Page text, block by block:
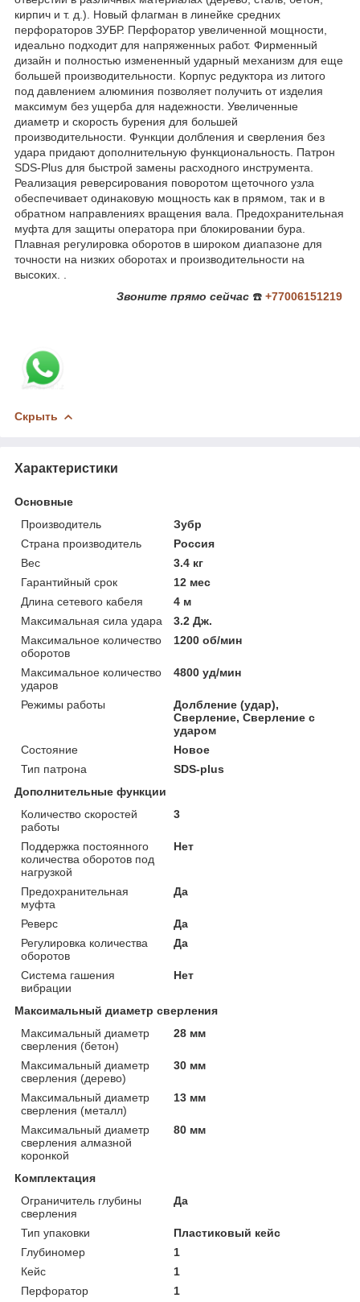
кирпич и т. д.). Новый флагман в линейке средних
перфораторов ЗУБР. Перфоратор увеличенной мощности,
идеально подходит для напряженных работ. Фирменный
дизайн и полностью измененный ударный механизм для еще
большей производительности. Корпус редуктора из литого
под давлением алюминия позволяет получить от изделия
максимум без ущерба для надежности. Увеличенные
диаметр и скорость бурения для большей
производительности. Функции долбления и сверления без
удара придают дополнительную функциональность. Патрон
SDS-Plus для быстрой замены расходного инструмента.
Реализация реверсирования поворотом щеточного узла
обеспечивает одинаковую мощность как в прямом, так и в
обратном направлениях вращения вала. Предохранительная
муфта для защиты оператора при блокировании бура.
Плавная регулировка оборотов в широком диапазоне для
точности на низких оборотах и производительности на
высоких. .
Звоните прямо сейчас ☎️ +77006151219
Скрыть
Характеристики
Основные
Производитель
Зубр
Страна производитель
Россия
Вес
3.4 кг
Гарантийный срок
12 мес
Длина сетевого кабеля
4 м
Максимальная сила удара
3.2 Дж.
Максимальное количество
оборотов
1200 об/мин
Максимальное количество
ударов
4800 уд/мин
Режимы работы
Долбление (удар),
Сверление, Сверление с
ударом
Состояние
Новое
Тип патрона
SDS-plus
Дополнительные функции
Количество скоростей
работы
3
Поддержка постоянного
количества оборотов под
нагрузкой
Нет
Предохранительная
муфта
Да
Реверс
Да
Регулировка количества
оборотов
Да
Система гашения
вибрации
Нет
Максимальный диаметр сверления
Максимальный диаметр
сверления (бетон)
28 мм
Максимальный диаметр
сверления (дерево)
30 мм
Максимальный диаметр
сверления (металл)
13 мм
Максимальный диаметр
сверления алмазной
коронкой
80 мм
Комплектация
Ограничитель глубины
сверления
Да
Тип упаковки
Пластиковый кейс
Глубиномер
1
Кейс
1
Перфоратор
1